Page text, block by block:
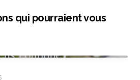
qui pourraient vous